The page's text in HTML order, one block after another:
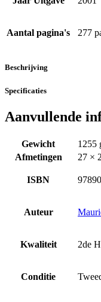
Aantal pagina's 277
Beschrijving
Specificaties
Aanvullende
Gewicht
1255
Afmetingen
27 ×
ISBN
Auteur
Kwaliteit 2de
Conditie